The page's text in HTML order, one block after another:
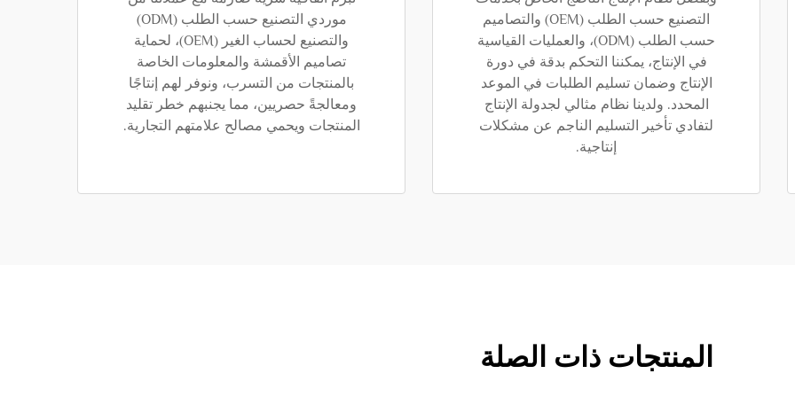
التصنيع حسب الطلب (OEM) والتصاميم
حسب الطلب (ODM)، والعمليات القياسية
في الإنتاج، يمكننا التحكم بدقة في دورة
الإنتاج وضمان تسليم الطلبات في الموعد
المحدد. ولدينا نظام مثالي لجدولة الإنتاج
لتفادي تأخير التسليم الناجم عن مشكلات
إنتاجية.
موردي التصنيع حسب الطلب (ODM)
والتصنيع لحساب الغير (OEM)، لحماية
تصاميم الأقمشة والمعلومات الخاصة
بالمنتجات من التسرب، ونوفر لهم إنتاجًا
ومعالجةً حصريين، مما يجنبهم خطر تقليد
المنتجات ويحمي مصالح علامتهم التجارية.
المنتجات ذات الصلة